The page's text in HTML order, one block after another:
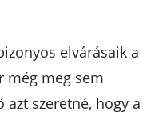
elvárásaik a
még meg sem
szeretné, hogy a